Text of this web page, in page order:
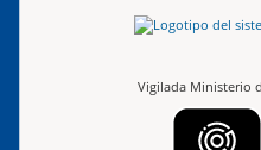
Vigilada Ministerio